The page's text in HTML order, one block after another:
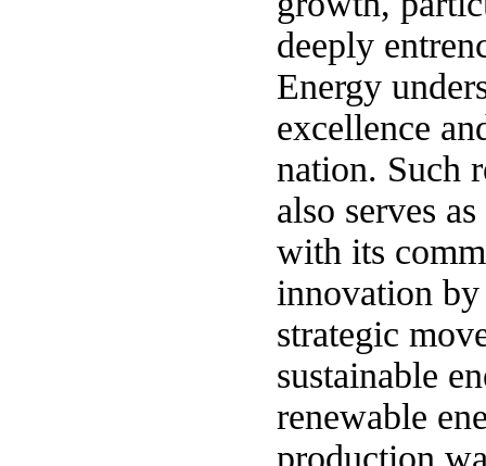
deeply
Energy
excellence
nation. Such
also serves
with its
innovation
strategic
sustainable
renewable
production